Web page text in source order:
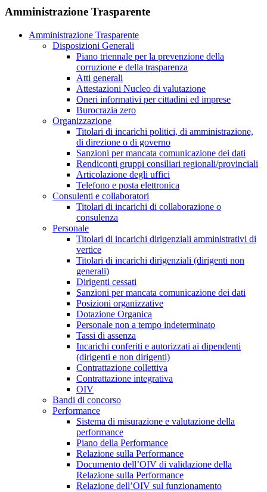
Amministrazione Trasparente
Amministrazione Trasparente
Disposizioni Generali
Piano triennale per la prevenzione della
corruzione e della trasparenza
Atti generali
Attestazioni Nucleo di valutazione
Oneri informativi per cittadini ed imprese
Burocrazia zero
Organizzazione
Titolari di incarichi politici, di amministrazione,
di direzione o di governo
Sanzioni per mancata comunicazione dei dati
Rendiconti gruppi consiliari regionali/provinciali
Articolazione degli uffici
Telefono e posta elettronica
Consulenti e collaboratori
Titolari di incarichi di collaborazione o
consulenza
Personale
Titolari di incarichi dirigenziali amministrativi di
vertice
Titolari di incarichi dirigenziali (dirigenti non
generali)
Dirigenti cessati
Sanzioni per mancata comunicazione dei dati
Posizioni organizzative
Dotazione Organica
Personale non a tempo indeterminato
Tassi di assenza
Incarichi conferiti e autorizzati ai dipendenti
(dirigenti e non dirigenti)
Contrattazione collettiva
Contrattazione integrativa
OIV
Bandi di concorso
Performance
Sistema di misurazione e valutazione della
performance
Piano della Performance
Relazione sulla Performance
Documento dell’OIV di validazione della
Relazione sulla Performance
Relazione dell’OIV sul funzionamento